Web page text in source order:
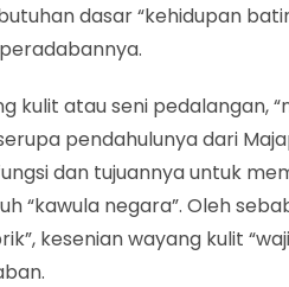
dasar “kehidupan
kulit atau seni pedalangan,
pendahulunya dari
dan tujuannya untuk
“kawula negara”. Oleh
kesenian wayang kulit